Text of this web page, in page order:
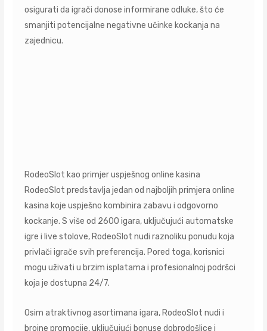
osigurati da igrači donose informirane odluke, što će
smanjiti potencijalne negativne učinke kockanja na
zajednicu.
RodeoSlot kao primjer uspješnog online kasina
RodeoSlot predstavlja jedan od najboljih primjera online
kasina koje uspješno kombinira zabavu i odgovorno
kockanje. S više od 2600 igara, uključujući automatske
igre i live stolove, RodeoSlot nudi raznoliku ponudu koja
privlači igrače svih preferencija. Pored toga, korisnici
mogu uživati u brzim isplatama i profesionalnoj podršci
koja je dostupna 24/7.
Osim atraktivnog asortimana igara, RodeoSlot nudi i
brojne promocije, uključujući bonuse dobrodošlice i